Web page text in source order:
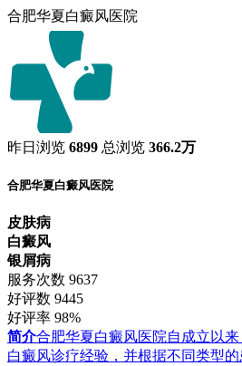
合肥华夏白癜风医院
昨日浏览 6899 总浏览 366.2万
合肥华夏白癜风医院
皮肤病
白癜风
银屑病
服务次数 9637
好评数 9445
好评率 98%
简介合肥华夏白癜风医院自成立以
白癜风诊疗经验，并根据不同类型